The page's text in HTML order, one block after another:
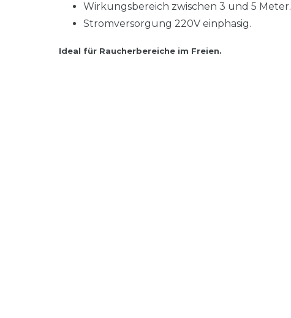
Wirkungsbereich zwischen 3 und 5 Meter.
Stromversorgung 220V einphasig.
Ideal für Raucherbereiche im Freien.